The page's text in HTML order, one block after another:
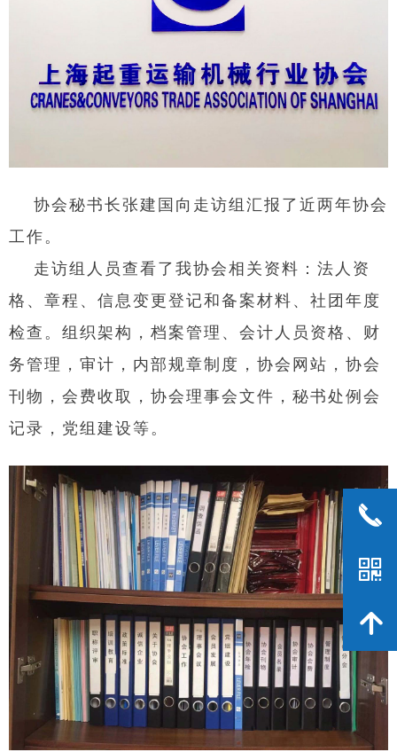
协会秘书长张建国向走访组汇报了近两年协会
工作。
走访组人员查看了我协会相关资料：法人资
格、章程、信息变更登记和备案材料、社团年度
检查。组织架构，档案管理、会计人员资格、财
务管理，审计，内部规章制度，协会网站，协会
刊物，会费收取，协会理事会文件，秘书处例会
记录，党组建设等。
끅
낃
녕